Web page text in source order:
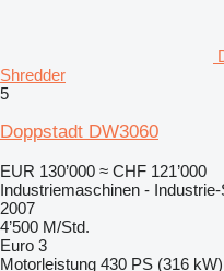
Shredder
5
Doppstadt DW3060
EUR 130’000 ≈ CHF 121’000
Industriemaschinen -
2007
4’500 M/Std.
Euro 3
Motorleistung 430 PS (316 kW)